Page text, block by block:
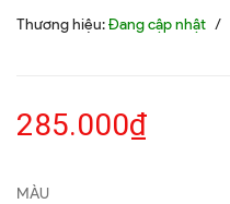
Thương hiệu:Đang cập nhật /
285.000₫
MÀU